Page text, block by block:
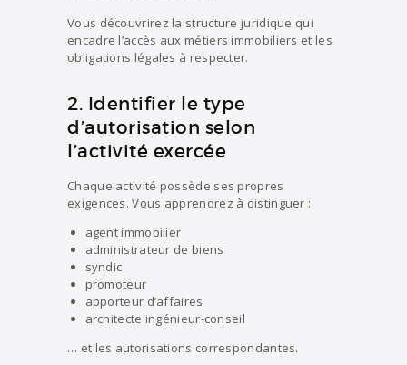
Vous découvrirez la structure juridique qui
encadre l’accès aux métiers immobiliers et les
obligations légales à respecter.
2. Identifier le type
d’autorisation selon
l’activité exercée
Chaque activité possède ses propres
exigences. Vous apprendrez à distinguer :
agent immobilier
administrateur de biens
syndic
promoteur
apporteur d’affaires
architecte ingénieur-conseil
… et les autorisations correspondantes.